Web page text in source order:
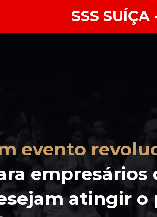
SSS
evento
empresários
atingir o